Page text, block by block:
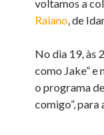
voltamos a
Raiano, de
No dia 19, às
como Jake” e
o programa
comigo”, para